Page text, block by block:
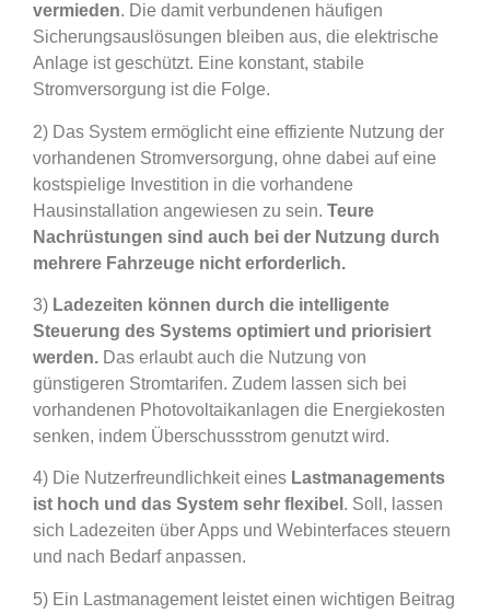
vermieden. Die damit verbundenen häufigen
Sicherungsauslösungen bleiben aus, die elektrische
Anlage ist geschützt. Eine konstant, stabile
Stromversorgung ist die Folge.
2) Das System ermöglicht eine effiziente Nutzung der
vorhandenen Stromversorgung, ohne dabei auf eine
kostspielige Investition in die vorhandene
Hausinstallation angewiesen zu sein. Teure
Nachrüstungen sind auch bei der Nutzung durch
mehrere Fahrzeuge nicht erforderlich.
3) Ladezeiten können durch die intelligente
Steuerung des Systems optimiert und priorisiert
werden. Das erlaubt auch die Nutzung von
günstigeren Stromtarifen. Zudem lassen sich bei
vorhandenen Photovoltaikanlagen die Energiekosten
senken, indem Überschussstrom genutzt wird.
4) Die Nutzerfreundlichkeit eines Lastmanagements
ist hoch und das System sehr flexibel . Soll, lassen
sich Ladezeiten über Apps und Webinterfaces steuern
und nach Bedarf anpassen.
5) Ein Lastmanagement leistet einen wichtigen Beitrag